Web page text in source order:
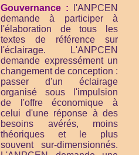
Gouvernance :
l'ANPCEN
demande à participer à
l'élaboration de tous les
textes de référence sur
l'éclairage. L'ANPCEN
demande expressément un
changement de conception :
passer d'un éclairage
organisé sous l'impulsion
de l'offre économique à
celui d'une réponse à des
besoins avérés, moins
théoriques et le plus
souvent sur-dimensionnés.